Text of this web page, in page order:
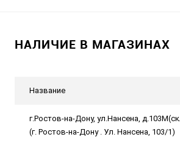
НАЛИЧИЕ В МАГАЗИНАХ
Название
г.Ростов-на-Дону, ул.Нансена,
(г. Ростов-на-Дону . Ул. Нансена, 103/1)